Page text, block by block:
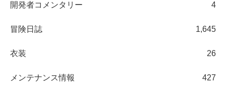
開発者コメンタリー 4
冒険日誌 1,645
衣装 26
メンテナンス情報 427